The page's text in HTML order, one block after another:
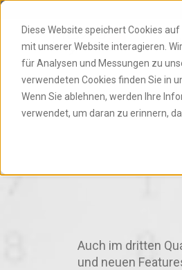
Diese Website speichert Cookies
mit unserer Website interagieren.
für Analysen und Messungen zu
verwendeten Cookies finden Sie in
Wenn Sie ablehnen, werden Ihre
verwendet, um daran zu erinnern,
Auch im dritten
und neuen